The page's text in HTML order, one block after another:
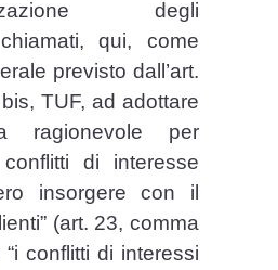
degli
qui, come
previsto dall’art.
TUF, ad adottare
ragionevole per
di interesse
insorgere con il
(art. 23, comma
conflitti di interessi